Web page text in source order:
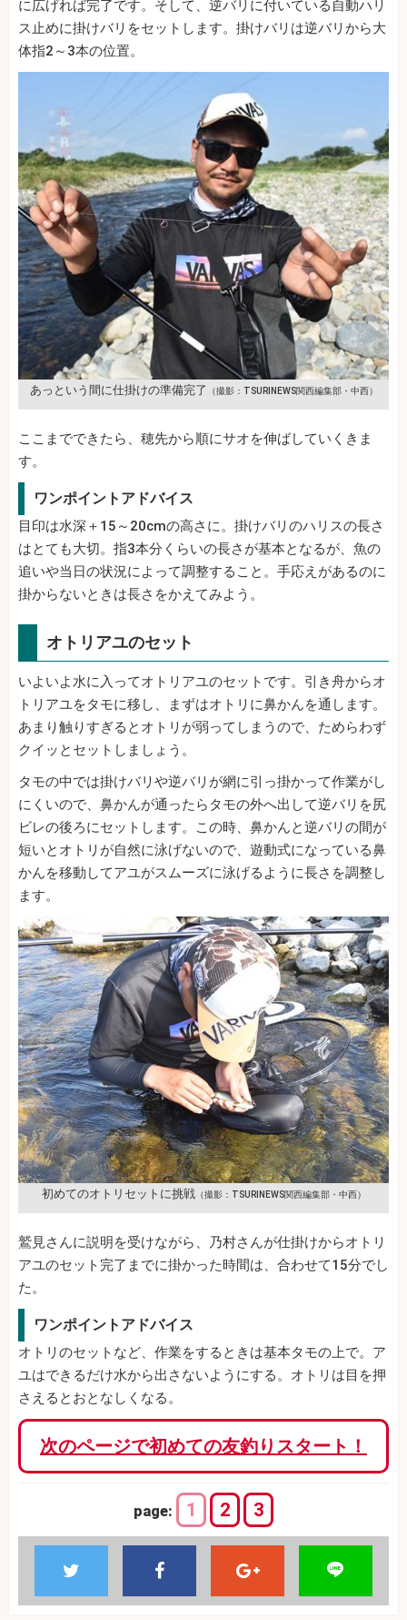
に広げれば完了です。そして、逆バリに付いている自動ハリ
ス止めに掛けバリをセットします。掛けバリは逆バリから大
体指2～3本の位置。
あっという間に仕掛けの準備完了 （撮影：TSURINEWS関西編集部・中西）
ここまでできたら、穂先から順にサオを伸ばしていくきま
す。
ワンポイントアドバイス
目印は水深＋15～20cmの高さに。掛けバリのハリスの長さ
はとても大切。指3本分くらいの長さが基本となるが、魚の
追いや当日の状況によって調整すること。手応えがあるのに
掛からないときは長さをかえてみよう。
オトリアユのセット
いよいよ水に入ってオトリアユのセットです。引き舟からオ
トリアユをタモに移し、まずはオトリに鼻かんを通します。
あまり触りすぎるとオトリが弱ってしまうので、ためらわず
クイッとセットしましょう。
タモの中では掛けバリや逆バリが網に引っ掛かって作業がし
にくいので、鼻かんが通ったらタモの外へ出して逆バリを尻
ビレの後ろにセットします。この時、鼻かんと逆バリの間が
短いとオトリが自然に泳げないので、遊動式になっている鼻
かんを移動してアユがスムーズに泳げるように長さを調整し
ます。
初めてのオトリセットに挑戦（撮影：TSURINEWS関西編集部・中西）
鷲見さんに説明を受けながら、乃村さんが仕掛けからオトリ
アユのセット完了までに掛かった時間は、合わせて15分でし
た。
ワンポイントアドバイス
オトリのセットなど、作業をするときは基本タモの上で。ア
ユはできるだけ水から出さないようにする。オトリは目を押
さえるとおとなしくなる。
次のページで初めての友釣りスタート！
page: 1 2 3